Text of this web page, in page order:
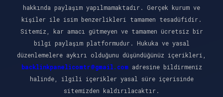
hakkında paylaşım yapılmamaktadır. Gerçek kurum ve
kişiler ile isim benzerlikleri tamamen tesadüfidir.
Sitemiz, kar amacı gütmeyen ve tamamen ücretsiz bir
bilgi paylaşım platformudur. Hukuka ve yasal
düzenlemelere aykırı olduğunu düşündüğünüz içerikleri,
backlinkpanelicomtr@gmail.comadresine bildirmeniz
halinde, ilgili içerikler yasal süre içerisinde
sitemizden kaldırılacaktır.